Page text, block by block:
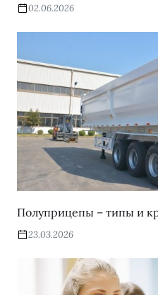
02.06.2026
Полуприцепы – типы и
23.03.2026